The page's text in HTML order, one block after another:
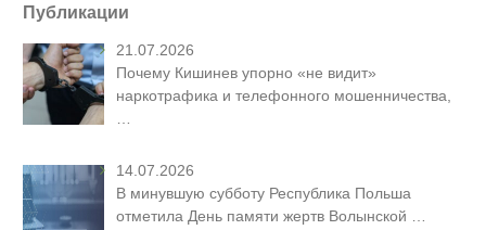
Публикации
21.07.2026
Почему Кишинев упорно «не видит»
наркотрафика и телефонного мошенничества,
14.07.2026
В минувшую субботу Республика Польша
отметила День памяти жертв Волынской …